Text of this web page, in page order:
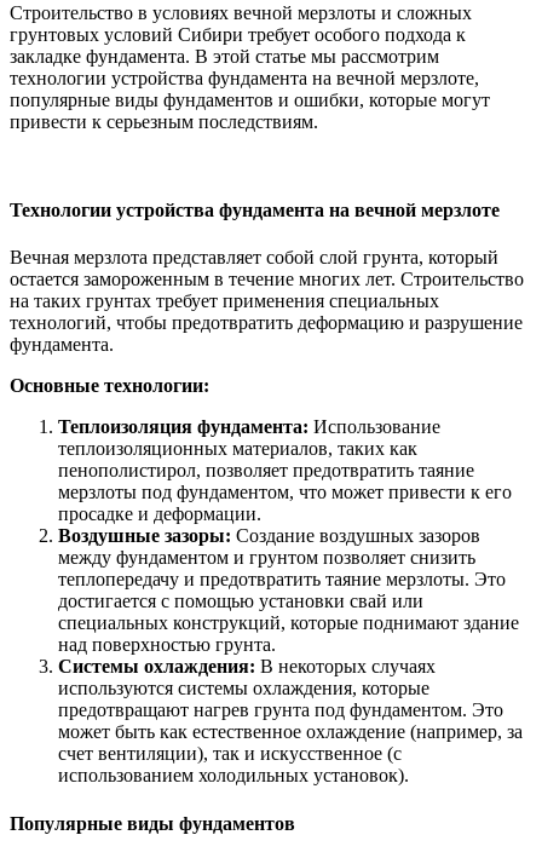
Строительство в условиях вечной мерзлоты и сложных
грунтовых условий Сибири требует особого подхода к
закладке фундамента. В этой статье мы рассмотрим
технологии устройства фундамента на вечной мерзлоте,
популярные виды фундаментов и ошибки, которые могут
привести к серьезным последствиям.
Технологии устройства фундамента на вечной мерзлоте
Вечная мерзлота представляет собой слой грунта, который
остается замороженным в течение многих лет. Строительство
на таких грунтах требует применения специальных
технологий, чтобы предотвратить деформацию и разрушение
фундамента.
Основные технологии:
Теплоизоляция фундамента: Использование
теплоизоляционных материалов, таких как
пенополистирол, позволяет предотвратить таяние
мерзлоты под фундаментом, что может привести к его
просадке и деформации.
Воздушные зазоры: Создание воздушных зазоров
между фундаментом и грунтом позволяет снизить
теплопередачу и предотвратить таяние мерзлоты. Это
достигается с помощью установки свай или
специальных конструкций, которые поднимают здание
над поверхностью грунта.
Системы охлаждения: В некоторых случаях
используются системы охлаждения, которые
предотвращают нагрев грунта под фундаментом. Это
может быть как естественное охлаждение (например, за
счет вентиляции), так и искусственное (с
использованием холодильных установок).
Популярные виды фундаментов